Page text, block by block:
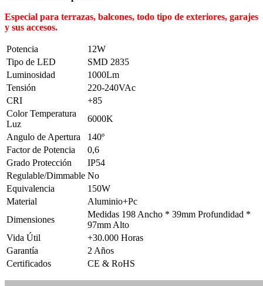
Especial para terrazas, balcones, todo tipo de exteriores, garajes
y sus accesos.
Potencia
12W
Tipo de LED
SMD 2835
Luminosidad
1000Lm
Tensión
220-240VAc
CRI
+85
Color Temperatura
Luz
6000K
Angulo de Apertura
140º
Factor de Potencia
0,6
Grado Protección
IP54
Regulable/Dimmable No
Equivalencia
150W
Material
Aluminio+Pc
Dimensiones
Medidas 198 Ancho * 39mm Profundidad *
97mm Alto
Vida Útil
+30.000 Horas
Garantía
2 Años
Certificados
CE & RoHS